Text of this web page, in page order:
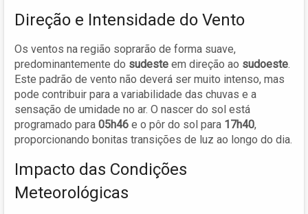
Direção e Intensidade do Vento
Os ventos na região soprarão de forma suave,
predominantemente do sudeste em direção ao sudoeste.
Este padrão de vento não deverá ser muito intenso, mas
pode contribuir para a variabilidade das chuvas e a
sensação de umidade no ar. O nascer do sol está
programado para 05h46 e o pôr do sol para 17h40,
proporcionando bonitas transições de luz ao longo do dia.
Impacto das Condições
Meteorológicas